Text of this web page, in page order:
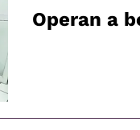
Operan a